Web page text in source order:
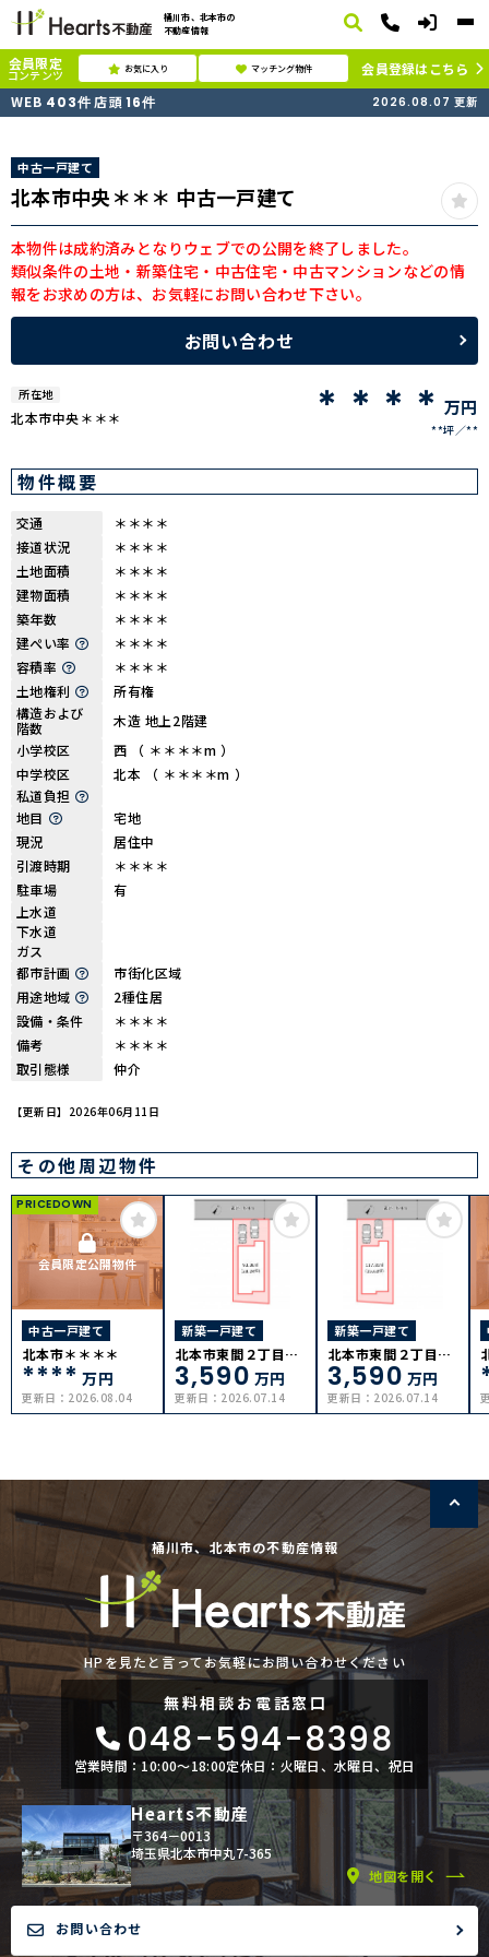
桶川市、北本市の
不動産情報
会員限定
コンテンツ お気に入り マッチング物件
会員登録はこちら
WEB 403件 店頭16件 2026.08.07 更新
中古一戸建て
北本市中央＊＊＊ 中古一戸建て
本物件は成約済みとなりウェブでの公開を終了しました。
類似条件の土地・新築住宅・中古住宅・中古マンションなどの情
報をお求めの方は、お気軽にお問い合わせ下さい。
お問い合わせ
所在地
北本市中央＊＊＊ ＊＊＊＊ 万円
**坪 **
物件概要
交通
＊＊＊＊
接道状況
＊＊＊＊
土地面積
＊＊＊＊
建物面積
＊＊＊＊
築年数
＊＊＊＊
建ぺい率
＊＊＊＊
容積率
＊＊＊＊
土地権利
所有権
構造および
階数
木造 地上2階建
小学校区
西 （ ＊＊＊＊m ）
中学校区
北本 （ ＊＊＊＊m ）
私道負担
地目
宅地
現況
居住中
引渡時期
＊＊＊＊
駐車場
有
上水道
下水道
ガス
都市計画
市街化区域
用途地域
2種住居
設備・条件
＊＊＊＊
備考
＊＊＊＊
取引態様
仲介
【更新日】2026年06月11日
その他周辺物件
会員限定公開物件
PRICEDOWN
中古一戸建て
北本市＊＊＊＊
**** 万円
更新日： 2026.08.04
新築一戸建て
北本市東間２丁目Ｂ
号棟
3,590 万円
更新日： 2026.07.14
新築一戸建て
北本市東間２丁目A
号棟
3,590 万円
更新日： 2026.07.14
桶川市、北本市の不動産情報
HPを見たと言ってお気軽にお問い合わせください
無料相談お電話窓口
048-594-8398
営業時間：10:00〜18:00定休日：火曜日、水曜日、祝日
Hearts不動産
〒364－0013
埼玉県北本市中丸7-365
地図を開く
お問い合わせ